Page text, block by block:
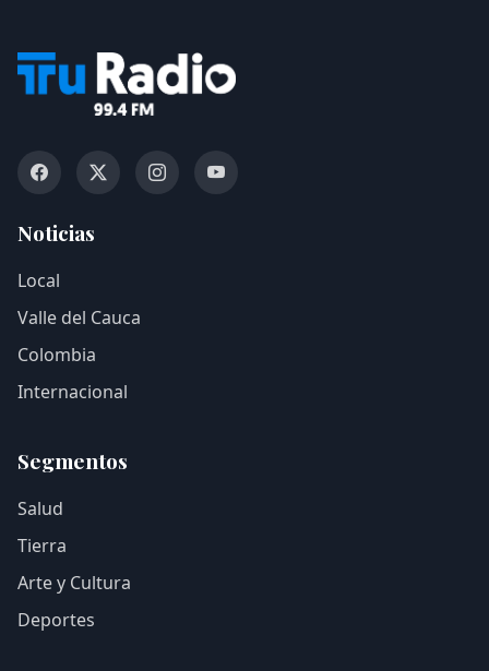
Noticias
Local
Valle del Cauca
Colombia
Internacional
Segmentos
Salud
Tierra
Arte y Cultura
Deportes